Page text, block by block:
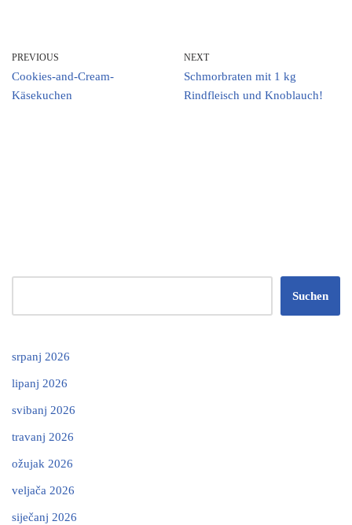
PREVIOUS
Cookies-and-Cream-
Käsekuchen
NEXT
Schmorbraten mit 1 kg
Rindfleisch und Knoblauch!
Suchen
srpanj 2026
lipanj 2026
svibanj 2026
travanj 2026
ožujak 2026
veljača 2026
siječanj 2026